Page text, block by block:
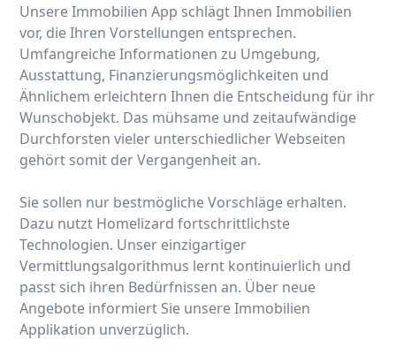
Unsere Immobilien App schlägt Ihnen Immobilien
vor, die Ihren Vorstellungen entsprechen.
Umfangreiche Informationen zu Umgebung,
Ausstattung, Finanzierungsmöglichkeiten und
Ähnlichem erleichtern Ihnen die Entscheidung für ihr
Wunschobjekt. Das mühsame und zeitaufwändige
Durchforsten vieler unterschiedlicher Webseiten
gehört somit der Vergangenheit an.
Sie sollen nur bestmögliche Vorschläge erhalten.
Dazu nutzt Homelizard fortschrittlichste
Technologien. Unser einzigartiger
Vermittlungsalgorithmus lernt kontinuierlich und
passt sich ihren Bedürfnissen an. Über neue
Angebote informiert Sie unsere Immobilien
Applikation unverzüglich.